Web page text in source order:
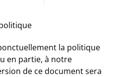
la politique
en partie, à notre
de ce document sera